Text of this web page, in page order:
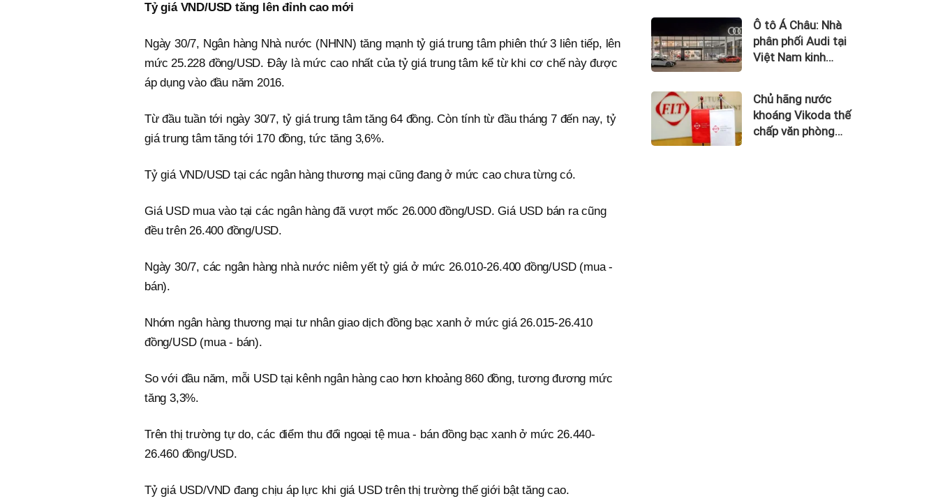
Tỷ giá VND/USD tăng lên đỉnh cao mới
Ngày 30/7, Ngân hàng Nhà nước (NHNN) tăng mạnh tỷ giá trung tâm phiên thứ 3 liên tiếp, lên
mức 25.228 đồng/USD. Đây là mức cao nhất của tỷ giá trung tâm kể từ khi cơ chế này được
áp dụng vào đầu năm 2016.
Từ đầu tuần tới ngày 30/7, tỷ giá trung tâm tăng 64 đồng. Còn tính từ đầu tháng 7 đến nay, tỷ
giá trung tâm tăng tới 170 đồng, tức tăng 3,6%.
Tỷ giá VND/USD tại các ngân hàng thương mại cũng đang ở mức cao chưa từng có.
Giá USD mua vào tại các ngân hàng đã vượt mốc 26.000 đồng/USD. Giá USD bán ra cũng
đều trên 26.400 đồng/USD.
Ngày 30/7, các ngân hàng nhà nước niêm yết tỷ giá ở mức 26.010-26.400 đồng/USD (mua -
bán).
Nhóm ngân hàng thương mại tư nhân giao dịch đồng bạc xanh ở mức giá 26.015-26.410
đồng/USD (mua - bán).
So với đầu năm, mỗi USD tại kênh ngân hàng cao hơn khoảng 860 đồng, tương đương mức
tăng 3,3%.
Trên thị trường tự do, các điểm thu đổi ngoại tệ mua - bán đồng bạc xanh ở mức 26.440-
26.460 đồng/USD.
Tỷ giá USD/VND đang chịu áp lực khi giá USD trên thị trường thế giới bật tăng cao.
sau nửa năm
Ô tô Á Châu: Nhà
phân phối Audi tại
Việt Nam kinh
Chủ hãng nước
khoáng Vikoda thế
chấp văn phòng